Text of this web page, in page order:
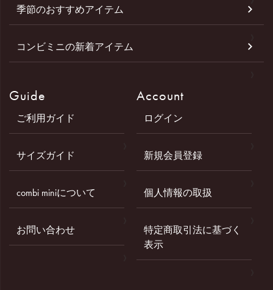
季節のおすすめアイテム
コンビミニの新着アイテム
Guide
ご利用ガイド
サイズガイド
combi miniについて
お問い合わせ
Account
ログイン
新規会員登録
個人情報の取扱
特定商取引法に基づく
表示